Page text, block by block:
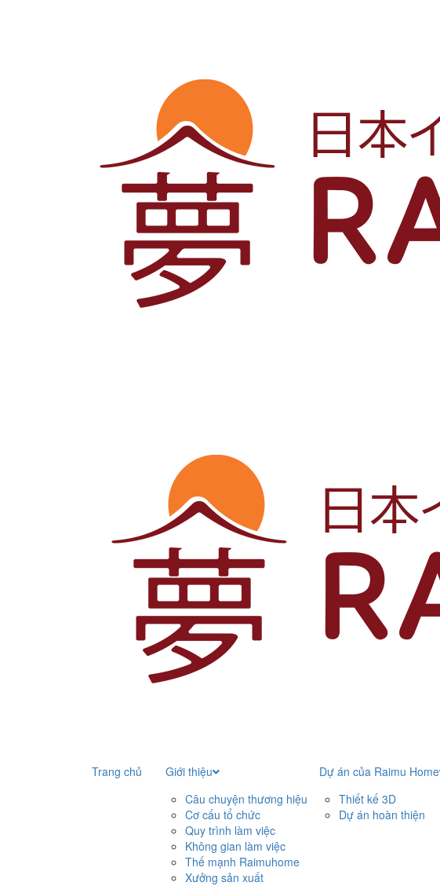
Trang chủ
Giới thiệu
Câu chuyện thương hiệu
Cơ cấu tổ chức
Quy trình làm việc
Không gian làm việc
Thế mạnh Raimuhome
Xưởng sản xuất
Dự án của Raimu Home
Thiết kế 3D
Dự án hoàn thiện